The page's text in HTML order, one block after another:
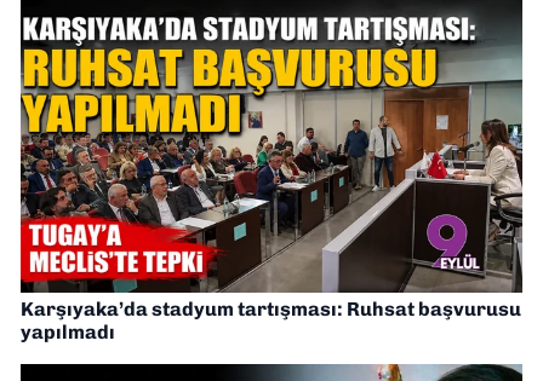
Karşıyaka’da stadyum tartışması: Ruhsat başvurusu
yapılmadı